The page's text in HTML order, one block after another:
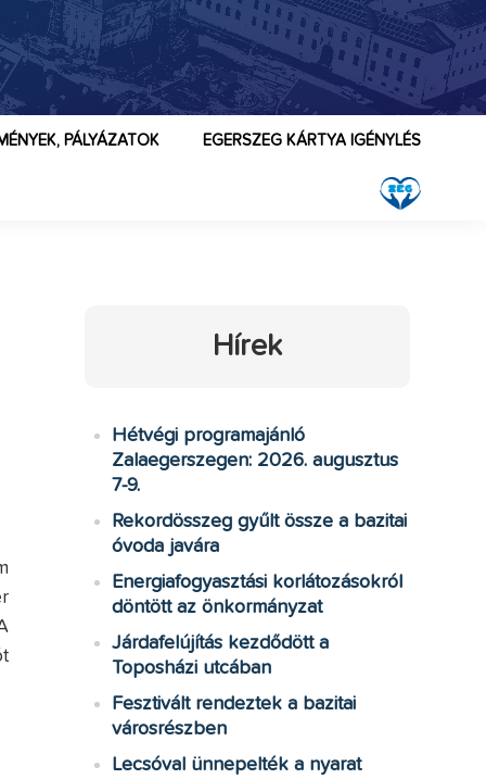
EGERSZEG KÁRTYA IGÉNYLÉS
PÁLYÁZATOK
Hírek
Hétvégi programajánló
Zalaegerszegen: 2026. augusztus
7-9.
Rekordösszeg gyűlt össze a bazitai
óvoda javára
Energiafogyasztási korlátozásokról
döntött az önkormányzat
Járdafelújítás kezdődött a
Toposházi utcában
Fesztivált rendeztek a bazitai
városrészben
Lecsóval ünnepelték a nyarat